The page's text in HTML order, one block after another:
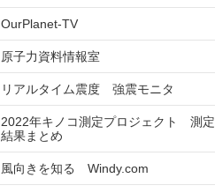
OurPlanet-TV
原子力資料情報室
リアルタイム震度 強震モニタ
2022年キノコ測定プロジェクト 測定
結果まとめ
風向きを知る Windy.com